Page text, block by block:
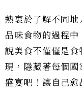
熱衷於了解不同
品味食物的過程
說美食不僅僅是
現，隱藏著每個
盛宴吧！讓自己愈